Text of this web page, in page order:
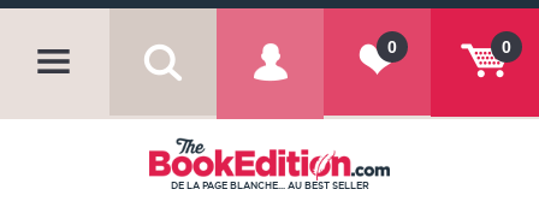
0
0
DE LA PAGE BLANCHE... AU BEST SELLER